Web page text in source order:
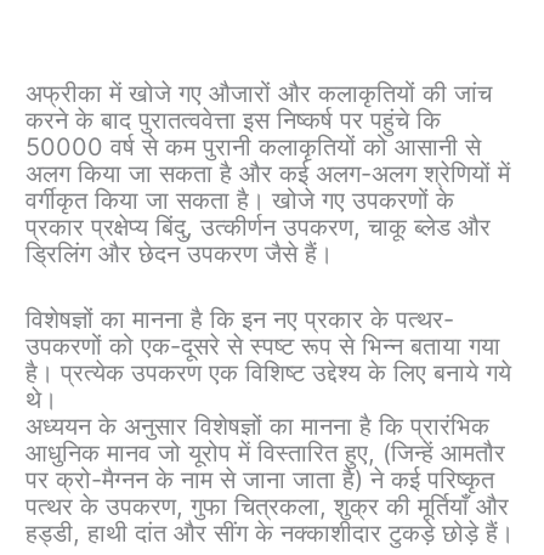
अफ्रीका में खोजे गए औजारों और कलाकृतियों की जांच
करने के बाद पुरातत्ववेत्ता इस निष्कर्ष पर पहुंचे कि
50000 वर्ष से कम पुरानी कलाकृतियों को आसानी से
अलग किया जा सकता है और कई अलग-अलग श्रेणियों में
वर्गीकृत किया जा सकता है। खोजे गए उपकरणों के
प्रकार प्रक्षेप्य बिंदु, उत्कीर्णन उपकरण, चाकू ब्लेड और
ड्रिलिंग और छेदन उपकरण जैसे हैं।
विशेषज्ञों का मानना ​​है कि इन नए प्रकार के पत्थर-
उपकरणों को एक-दूसरे से स्पष्ट रूप से भिन्न बताया गया
है। प्रत्येक उपकरण एक विशिष्ट उद्देश्य के लिए बनाये गये
थे।
अध्ययन के अनुसार विशेषज्ञों का मानना ​​है कि प्रारंभिक
आधुनिक मानव जो यूरोप में विस्तारित हुए, (जिन्हें आमतौर
पर क्रो-मैग्नन के नाम से जाना जाता है) ने कई परिष्कृत
पत्थर के उपकरण, गुफा चित्रकला, शुक्र की मूर्तियाँ और
हड्डी, हाथी दांत और सींग के नक्काशीदार टुकड़े छोड़े हैं।